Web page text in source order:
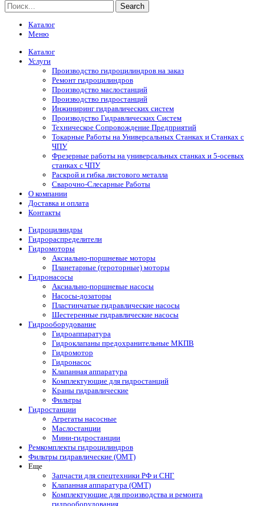
Search
Каталог
Меню
Каталог
Услуги
Производство гидроцилиндров на заказ
Ремонт гидроцилиндров
Производство маслостанций
Производство гидростанций
Инжиниринг гидравлических систем
Производство Гидравлических Систем
Техническое Сопровождение Предприятий
Токарные Работы на Универсальных Станках и Станках с
ЧПУ
Фрезерные работы на универсальных станках и 5-осевых
станках с ЧПУ
Раскрой и гибка листового металла
Сварочно-Слесарные Работы
О компании
Доставка и оплата
Контакты
Гидроцилиндры
Гидрораспределители
Гидромоторы
Аксиально-поршневые моторы
Планетарные (героторные) моторы
Гидронасосы
Аксиально-поршневые насосы
Насосы-дозаторы
Пластинчатые гидравлические насосы
Шестеренные гидравлические насосы
Гидрооборудование
Гидроаппаратура
Гидроклапаны предохранительные МКПВ
Гидромотор
Гидронасос
Клапанная аппаратура
Комплектующие для гидростанций
Краны гидравлические
Фильтры
Гидростанции
Агрегаты насосные
Маслостанции
Мини-гидростанции
Ремкомплекты гидроцилиндров
Фильтры гидравлические (OMT)
Еще
Запчасти для спецтехники РФ и СНГ
Клапанная аппаратура (OMT)
Комплектующие для производства и ремонта
гидрооборудования